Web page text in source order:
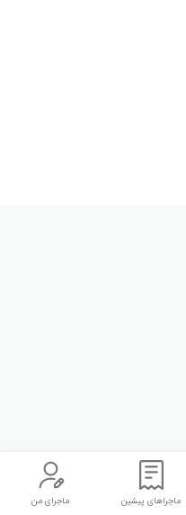
ماجراهای پیشین ماجرای من